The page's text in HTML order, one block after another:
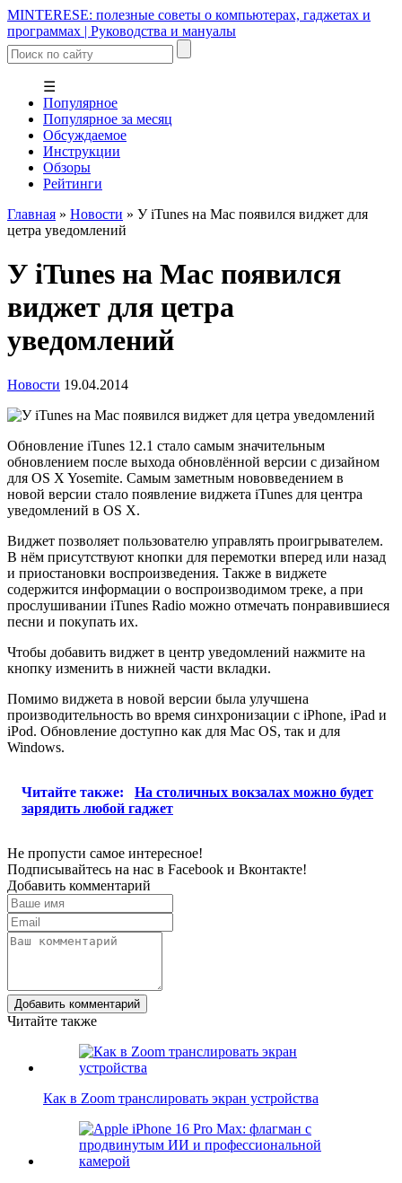
MINTERESE: полезные советы о компьютерах, гаджетах и
программах | Руководства и мануалы
☰
Популярное
Популярное за месяц
Обсуждаемое
Инструкции
Обзоры
Рейтинги
Главная » Новости » У iTunes на Mac появился виджет для
цетра уведомлений
У iTunes на Mac появился
виджет для цетра
уведомлений
Новости 19.04.2014
Обновление iTunes 12.1 стало самым значительным
обновлением после выхода обновлённой версии c дизайном
для OS X Yosemite. Самым заметным нововведением в
новой версии стало появление виджета iTunes для центра
уведомлений в OS X.
Виджет позволяет пользователю управлять проигрывателем.
В нём присутствуют кнопки для перемотки вперед или назад
и приостановки воспроизведения. Также в виджете
содержится информации о воспроизводимом треке, а при
прослушивании iTunes Radio можно отмечать понравившиеся
песни и покупать их.
Чтобы добавить виджет в центр уведомлений нажмите на
кнопку изменить в нижней части вкладки.
Помимо виджета в новой версии была улучшена
производительность во время синхронизации с iPhone, iPad и
iPod. Обновление доступно как для Mac OS, так и для
Windows.
Читайте также:
На столичных вокзалах можно будет
зарядить любой гаджет
Не пропусти самое интересное!
Подписывайтесь на нас в Facebook и Вконтакте!
Добавить комментарий
Добавить комментарий
Читайте также
Как в Zoom транслировать экран устройства